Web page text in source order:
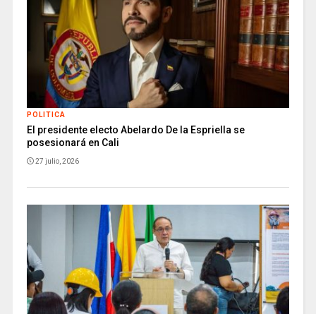
POLITICA
El presidente electo Abelardo De la Espriella se
posesionará en Cali
27 julio, 2026